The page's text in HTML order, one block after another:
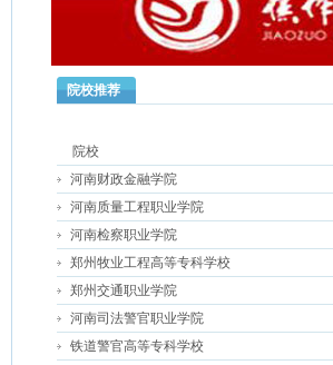
院校推荐
院校
河南财政金融学院
河南质量工程职业学院
河南检察职业学院
郑州牧业工程高等专科学校
郑州交通职业学院
河南司法警官职业学院
铁道警官高等专科学校